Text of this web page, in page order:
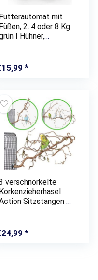
Futterautomat mit
Füßen, 2, 4 oder 8 Kg
I Hühner,
Spender für
aufhängbar I…
15,99
verschnörkelte
Korkenzieherhasel
Sitzstangen –
Vogelkäfig
24,99